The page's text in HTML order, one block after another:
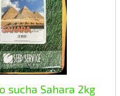
sucha Sahara 2kg